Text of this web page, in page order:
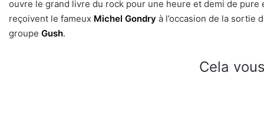
ouvre le grand livre du rock pour une heure et demi de
reçoivent le fameux Michel Gondry à l’occasion de la sortie
groupe Gush.
Cela